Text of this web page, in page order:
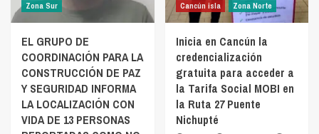
Zona Sur
EL GRUPO DE
COORDINACIÓN PARA LA
CONSTRUCCIÓN DE PAZ
Y SEGURIDAD INFORMA
LA LOCALIZACIÓN CON
VIDA DE 13 PERSONAS
Cancún isla Zona Norte
Inicia en Cancún la
credencialización
gratuita para acceder a
la Tarifa Social MOBI en
la Ruta 27 Puente
Nichupté